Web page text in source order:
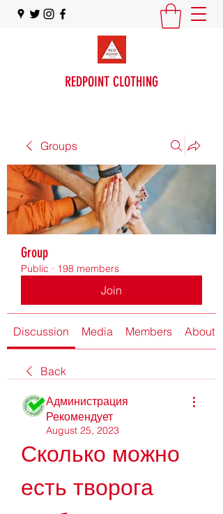
REDPOINT CLOTHING
Groups
Group
Public · 198 members
Join
Discussion Media Members About
Back
Администрация
Рекомендует
August 25, 2023
Сколько можно
есть творога